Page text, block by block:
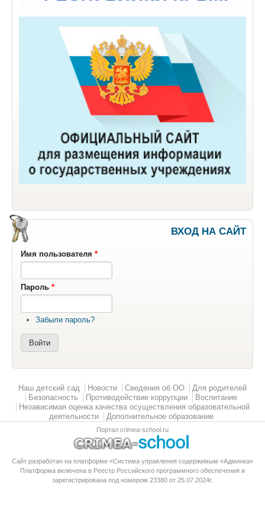
ВХОД НА САЙТ
Имя пользователя *
Пароль *
Забыли пароль?
Главное меню
Наш детский сад Новости Сведения об ОО
Для родителей
Безопасность
Противодействие коррупции
Воспитание
Независимая оценка качества осуществления образовательной
деятельности
Дополнительное образование
Портал crimea-school.ru
Сайт разработан на платформе «Система управления содержимым «Админка»
Платформа включена в Реестр Российского программного обеспечения и
зарегистрирована под номером 23380 от 25.07.2024г.